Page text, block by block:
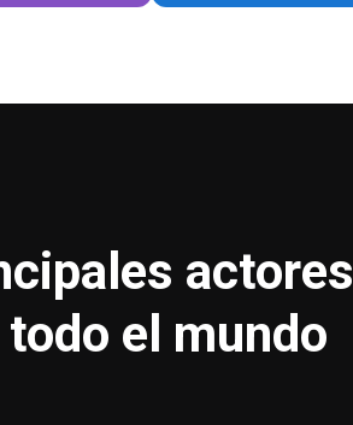
actores
el mundo